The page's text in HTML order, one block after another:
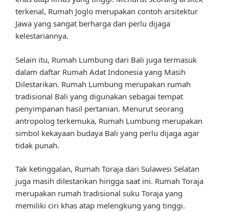
terkenal, Rumah Joglo merupakan contoh arsitektur
Jawa yang sangat berharga dan perlu dijaga
kelestariannya.
Selain itu, Rumah Lumbung dari Bali juga termasuk
dalam daftar Rumah Adat Indonesia yang Masih
Dilestarikan. Rumah Lumbung merupakan rumah
tradisional Bali yang digunakan sebagai tempat
penyimpanan hasil pertanian. Menurut seorang
antropolog terkemuka, Rumah Lumbung merupakan
simbol kekayaan budaya Bali yang perlu dijaga agar
tidak punah.
Tak ketinggalan, Rumah Toraja dari Sulawesi Selatan
juga masih dilestarikan hingga saat ini. Rumah Toraja
merupakan rumah tradisional suku Toraja yang
memiliki ciri khas atap melengkung yang tinggi.